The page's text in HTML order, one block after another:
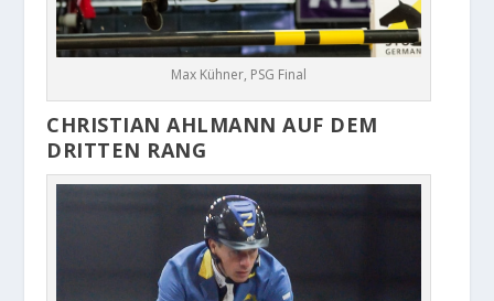
Max Kühner, PSG Final
CHRISTIAN AHLMANN AUF DEM
DRITTEN RANG